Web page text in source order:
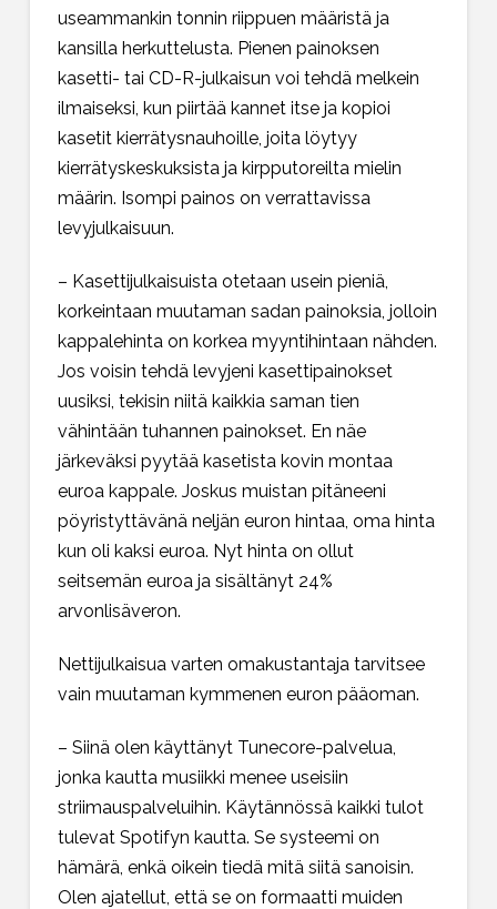
useammankin tonnin riippuen määristä ja
kansilla herkuttelusta. Pienen painoksen
kasetti- tai CD-R-julkaisun voi tehdä melkein
ilmaiseksi, kun piirtää kannet itse ja kopioi
kasetit kierrätysnauhoille, joita löytyy
kierrätyskeskuksista ja kirpputoreilta mielin
määrin. Isompi painos on verrattavissa
levyjulkaisuun.
– Kasettijulkaisuista otetaan usein pieniä,
korkeintaan muutaman sadan painoksia, jolloin
kappalehinta on korkea myyntihintaan nähden.
Jos voisin tehdä levyjeni kasettipainokset
uusiksi, tekisin niitä kaikkia saman tien
vähintään tuhannen painokset. En näe
järkeväksi pyytää kasetista kovin montaa
euroa kappale. Joskus muistan pitäneeni
pöyristyttävänä neljän euron hintaa, oma hinta
kun oli kaksi euroa. Nyt hinta on ollut
seitsemän euroa ja sisältänyt 24%
arvonlisäveron.
Nettijulkaisua varten omakustantaja tarvitsee
vain muutaman kymmenen euron pääoman.
– Siinä olen käyttänyt Tunecore-palvelua,
jonka kautta musiikki menee useisiin
striimauspalveluihin. Käytännössä kaikki tulot
tulevat Spotifyn kautta. Se systeemi on
hämärä, enkä oikein tiedä mitä siitä sanoisin.
Olen ajatellut, että se on formaatti muiden